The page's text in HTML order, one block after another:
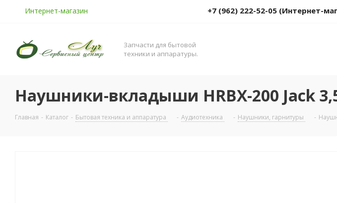
Интернет-магазин +7 (962) 222-52-05 (Интернет-
Запчасти для бытовой
техники и аппаратуры.
Наушники-вкладыши HRBX-200 Jack
Главная - Каталог - Бытовая техника и аппаратура - Аудиотехника - Наушники, гарнитуры -